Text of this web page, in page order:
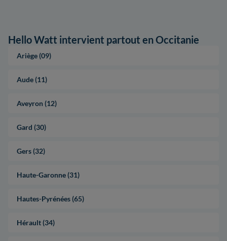
Hello Watt intervient partout en Occitanie
Ariège (09)
Aude (11)
Aveyron (12)
Gard (30)
Gers (32)
Haute-Garonne (31)
Hautes-Pyrénées (65)
Hérault (34)